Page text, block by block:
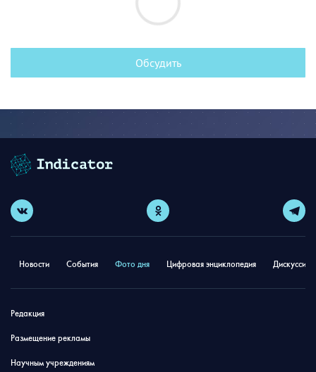
Обсудить
Новости События Фото дня Цифровая энциклопедия
Редакция
Размещение рекламы
Научным учреждениям